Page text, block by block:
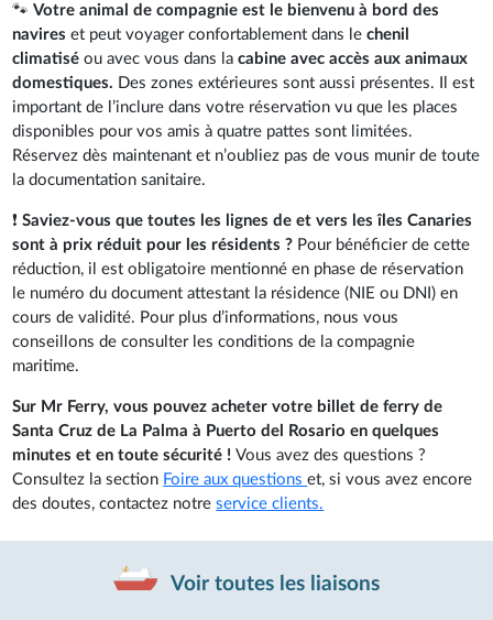
🐾Votre animal de compagnie est le bienvenu à bord des
navires et peut voyager confortablement dans lechenil
climatisé ou avec vous dans lacabine avec accès aux animaux
domestiques. Des zones extérieures sont aussi présentes. Il est
important de l’inclure dans votre réservation vu que les places
disponibles pour vos amis à quatre pattes sont limitées.
Réservez dès maintenant et n’oubliez pas de vous munir de toute
la documentation sanitaire.
❗Saviez-vous que toutes les lignes de et vers les îles Canaries
sont à prix réduit pour les résidents ? Pour bénéficier de cette
réduction, il est obligatoire mentionné en phase de réservation
le numéro du document attestant la résidence (NIE ou DNI) en
cours de validité. Pour plus d’informations, nous vous
conseillons de consulter les conditions de la compagnie
maritime.
Sur Mr Ferry, vous pouvez acheter votre billet de ferry de
Santa Cruz de La Palma à Puerto del Rosario en quelques
minutes et en toute sécurité !Vous avez des questions ?
Consultez la section Foire aux questionset, si vous avez encore
des doutes, contactez notreservice clients.
Voir toutes les liaisons